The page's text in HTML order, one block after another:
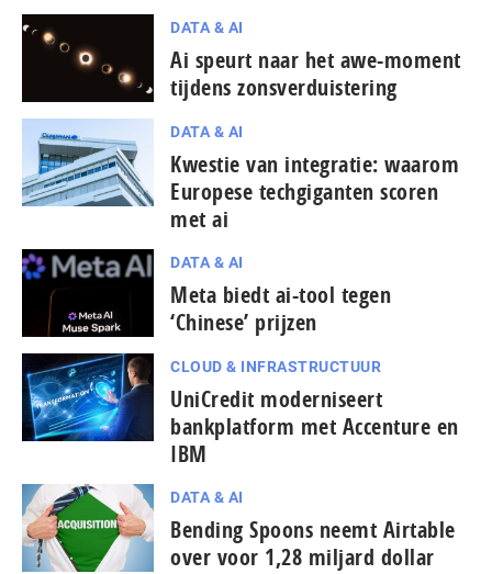
DATA & AI
Ai speurt naar het awe-moment
tijdens zons­ver­duis­te­ring
DATA & AI
Kwestie van integratie: waarom
Europese techgiganten scoren
met ai
DATA & AI
Meta biedt ai-tool tegen
‘Chinese’ prijzen
CLOUD & INFRASTRUCTUUR
UniCredit moderniseert
bankplatform met Accenture en
IBM
DATA & AI
Bending Spoons neemt Airtable
over voor 1,28 miljard dollar